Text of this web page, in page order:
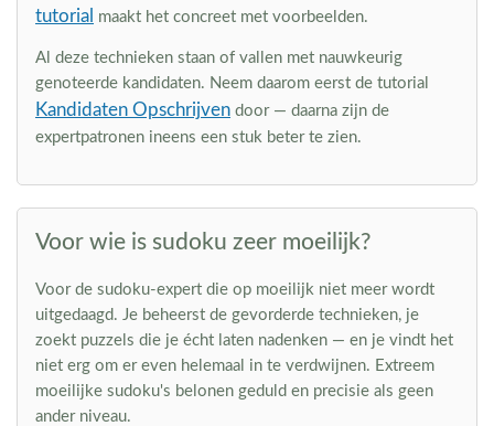
tutorial maakt het concreet met voorbeelden.
Al deze technieken staan of vallen met nauwkeurig
genoteerde kandidaten. Neem daarom eerst de tutorial
Kandidaten Opschrijven door — daarna zijn de
expertpatronen ineens een stuk beter te zien.
Voor wie is sudoku zeer moeilijk?
Voor de sudoku-expert die op moeilijk niet meer wordt
uitgedaagd. Je beheerst de gevorderde technieken, je
zoekt puzzels die je écht laten nadenken — en je vindt het
niet erg om er even helemaal in te verdwijnen. Extreem
moeilijke sudoku's belonen geduld en precisie als geen
ander niveau.